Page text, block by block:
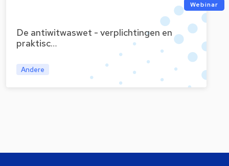
De antiwitwaswet - verplichtingen en
praktisc…
Andere
Webinar